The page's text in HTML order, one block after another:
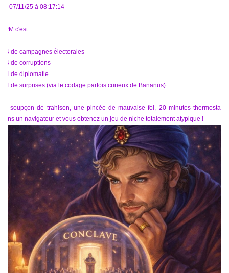
Le 07/11/25 à 08:17:14
VPM c'est ....
1/4 de campagnes électorales
1/4 de corruptions
1/4 de diplomatie
1/4 de surprises (via le codage parfois curieux de Bananus)
un soupçon de trahison, une pincée de mauvaise foi, 20 minutes thermostat 7
dans un navigateur et vous obtenez un jeu de niche totalement atypique !